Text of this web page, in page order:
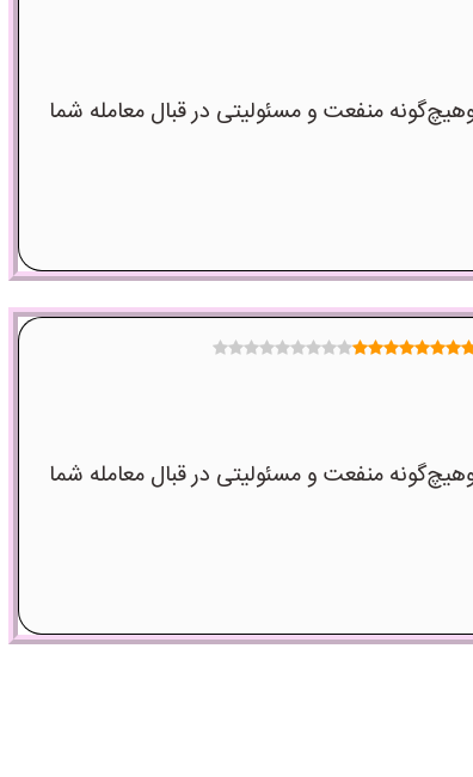
منفعت و مسئولیتی در قبال معامله شما
منفعت و مسئولیتی در قبال معامله شما